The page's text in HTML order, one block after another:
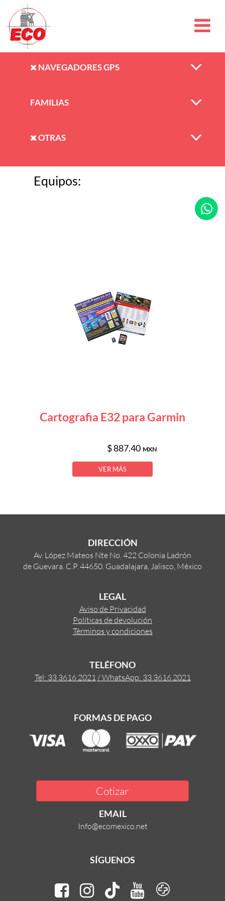
NAVEGADORES GPS
FAMILIAS
OTRAS
Equipos:
Cartografia E32 para Garmin
$ 887.40 MXN
VER MÁS
DIRECCIÓN
Av. López Mateos Nte No. 422 Colonia Ladrón
de Guevara. C.P. 44650. Guadalajara, Jalisco, México
LEGAL
Aviso de Privacidad
Políticas de devolución
Términos y condiciones
TELÉFONO
Tel: 33 3616 2021 / WhatsApp: 33 3616 2021
FORMAS DE PAGO
Cotizar
EMAIL
Info@ecomexico.net
SÍGUENOS